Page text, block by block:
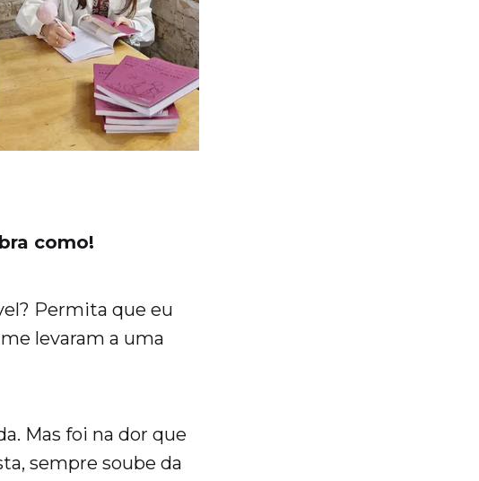
como!
Permita que eu
levaram a uma
Mas foi na dor que
sempre soube da